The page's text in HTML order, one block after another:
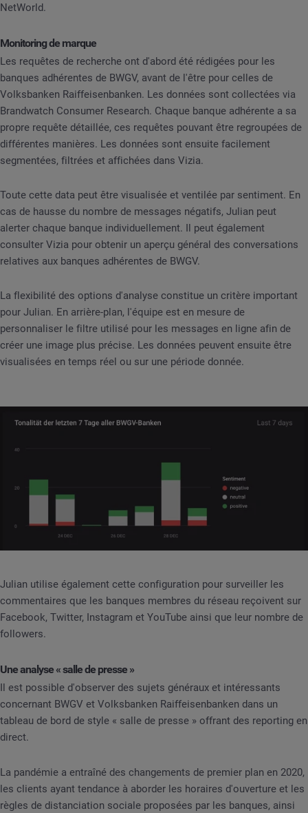
NetWorld.
Monitoring de marque
Les requêtes de recherche ont d'abord été rédigées pour les
banques adhérentes de BWGV, avant de l'être pour celles de
Volksbanken Raiffeisenbanken. Les données sont collectées via
Brandwatch Consumer Research. Chaque banque adhérente a sa
propre requête détaillée, ces requêtes pouvant être regroupées de
différentes manières. Les données sont ensuite facilement
segmentées, filtrées et affichées dans Vizia.
Toute cette data peut être visualisée et ventilée par sentiment. En
cas de hausse du nombre de messages négatifs, Julian peut
alerter chaque banque individuellement. Il peut également
consulter Vizia pour obtenir un aperçu général des conversations
relatives aux banques adhérentes de BWGV.
La flexibilité des options d'analyse constitue un critère important
pour Julian. En arrière-plan, l'équipe est en mesure de
personnaliser le filtre utilisé pour les messages en ligne afin de
créer une image plus précise. Les données peuvent ensuite être
visualisées en temps réel ou sur une période donnée.
Julian utilise également cette configuration pour surveiller les
commentaires que les banques membres du réseau reçoivent sur
Facebook, Twitter, Instagram et YouTube ainsi que leur nombre de
followers.
Une analyse « salle de presse »
Il est possible d'observer des sujets généraux et intéressants
concernant BWGV et Volksbanken Raiffeisenbanken dans un
tableau de bord de style « salle de presse » offrant des reporting en
direct.
La pandémie a entraîné des changements de premier plan en 2020,
les clients ayant tendance à aborder les horaires d'ouverture et les
règles de distanciation sociale proposées par les banques, ainsi